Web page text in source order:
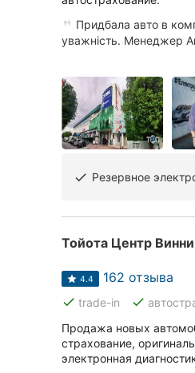
Придбала авто в
уважність. Менеджер
done Резервное
Тойота Центр
4.4 162 отзыва
done trade-in done
Продажа новых
страхование,
электронная